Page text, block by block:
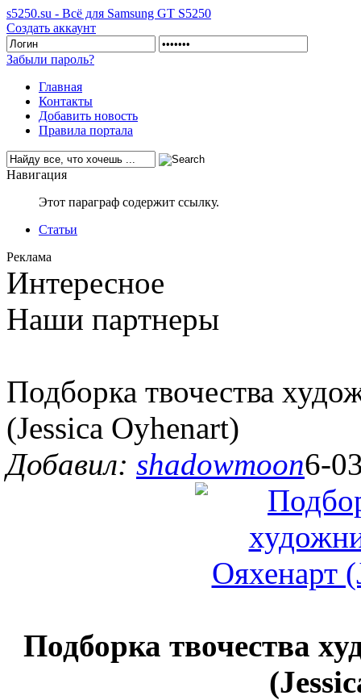
s5250.su - Всё для Samsung GT S5250
Создать аккаунт
Забыли пароль?
Главная
Контакты
Добавить новость
Правила портала
Навигация
Этот параграф содержит ссылку.
Статьи
Реклама
Интересное
Наши партнеры
Подборка твочества
(Jessica Oyhenart)
Добавил: shadowmoon6-
Подборка твочества